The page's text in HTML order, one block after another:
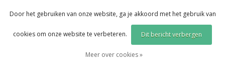
Door het gebruiken van onze website, ga je akkoord met het gebruik van
cookies om onze website te verbeteren. Dit bericht verbergen
Meer over cookies »